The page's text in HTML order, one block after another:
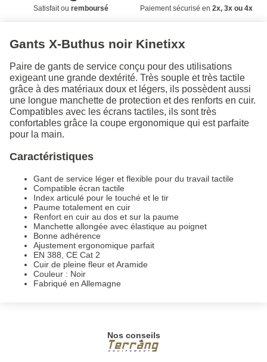
Satisfait ou remboursé Paiement sécurisé en 2x, 3x ou 4x
Gants X-Buthus noir Kinetixx
Paire de gants de service conçu pour des utilisations
exigeant une grande dextérité. Très souple et très tactile
grâce à des matériaux doux et légers, ils possèdent aussi
une longue manchette de protection et des renforts en cuir.
Compatibles avec les écrans tactiles, ils sont très
confortables grâce la coupe ergonomique qui est parfaite
pour la main.
Caractéristiques
Gant de service léger et flexible pour du travail tactile
Compatible écran tactile
Index articulé pour le touché et le tir
Paume totalement en cuir
Renfort en cuir au dos et sur la paume
Manchette allongée avec élastique au poignet
Bonne adhérence
Ajustement ergonomique parfait
EN 388, CE Cat 2
Cuir de pleine fleur et Aramide
Couleur : Noir
Fabriqué en Allemagne
Nos conseils